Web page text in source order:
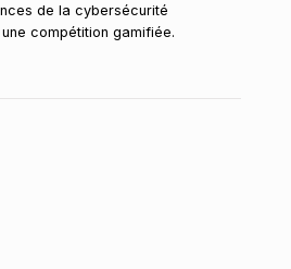
de la cybersécurité
compétition gamifiée.